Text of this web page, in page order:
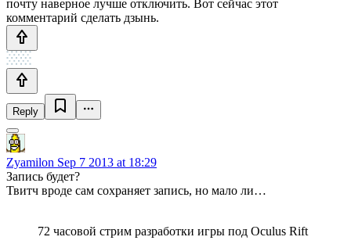
почту наверное лучше отключить. Вот сейчас этот
комментарий сделать дзынь.
Reply
Zyamilon Sep 7 2013 at 18:29
Запись будет?
Твитч вроде сам сохраняет запись, но мало ли…
72 часовой стрим разработки игры под Oculus Rift